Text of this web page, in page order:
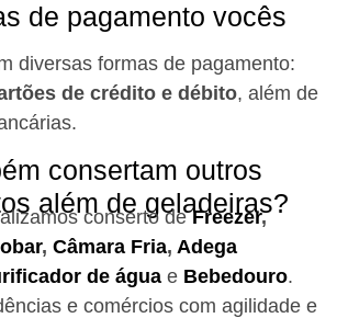
de pagamento vocês
diversas formas de pagamento:
de crédito e débito, além de
consertam outros
além de geladeiras?
conserto deFreezer,
, Câmara Fria, Adega
de água e Bebedouro.
e comércios com agilidade e